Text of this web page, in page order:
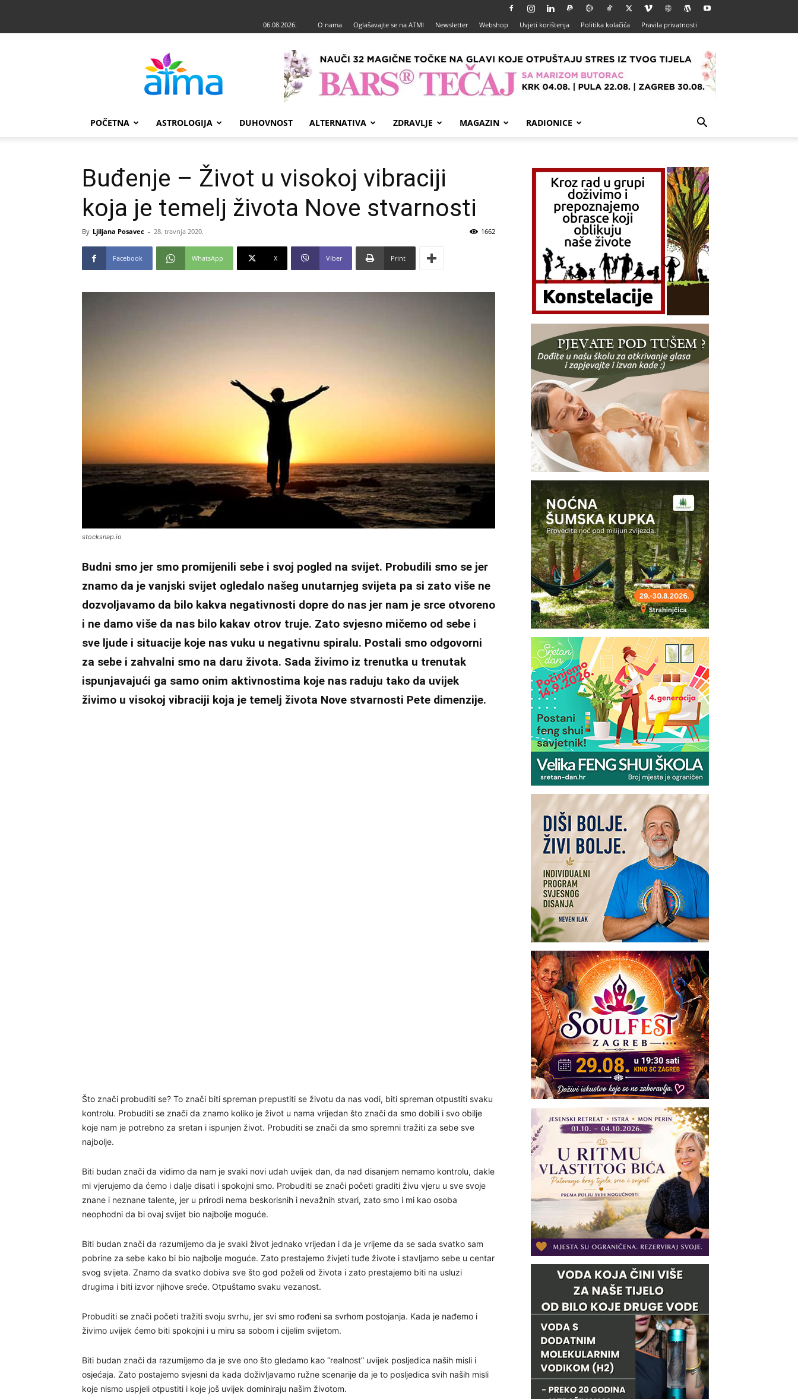
06.08.2026. O nama Oglašavajte se na ATMI Newsletter Webshop Uvjeti korištenja Politika kolačića Pravila privatnosti
POČETNA ASTROLOGIJA DUHOVNOST ALTERNATIVA ZDRAVLJE MAGAZIN RADIONICE
Buđenje – Život u visokoj vibraciji
koja je temelj života Nove stvarnosti
By Ljiljana Posavec - 28. travnja 2020. 1662
Facebook WhatsApp X Viber Print
stocksnap.io
Budni smo jer smo promijenili sebe i svoj pogled na svijet. Probudili smo se jer
znamo da je vanjski svijet ogledalo našeg unutarnjeg svijeta pa si zato više ne
dozvoljavamo da bilo kakva negativnosti dopre do nas jer nam je srce otvoreno
i ne damo više da nas bilo kakav otrov truje. Zato svjesno mičemo od sebe i
sve ljude i situacije koje nas vuku u negativnu spiralu. Postali smo odgovorni
za sebe i zahvalni smo na daru života. Sada živimo iz trenutka u trenutak
ispunjavajući ga samo onim aktivnostima koje nas raduju tako da uvijek
živimo u visokoj vibraciji koja je temelj života Nove stvarnosti Pete dimenzije.
Što znači probuditi se? To znači biti spreman prepustiti se životu da nas vodi, biti spreman otpustiti svaku
kontrolu. Probuditi se znači da znamo koliko je život u nama vrijedan što znači da smo dobili i svo obilje
koje nam je potrebno za sretan i ispunjen život. Probuditi se znači da smo spremni tražiti za sebe sve
najbolje.
Biti budan znači da vidimo da nam je svaki novi udah uvijek dan, da nad disanjem nemamo kontrolu, dakle
mi vjerujemo da ćemo i dalje disati i spokojni smo. Probuditi se znači početi graditi živu vjeru u sve svoje
znane i neznane talente, jer u prirodi nema beskorisnih i nevažnih stvari, zato smo i mi kao osoba
neophodni da bi ovaj svijet bio najbolje moguće.
Biti budan znači da razumijemo da je svaki život jednako vrijedan i da je vrijeme da se sada svatko sam
pobrine za sebe kako bi bio najbolje moguće. Zato prestajemo živjeti tuđe živote i stavljamo sebe u centar
svog svijeta. Znamo da svatko dobiva sve što god poželi od života i zato prestajemo biti na usluzi
drugima i biti izvor njihove sreće. Otpuštamo svaku vezanost.
Probuditi se znači početi tražiti svoju svrhu, jer svi smo rođeni sa svrhom postojanja. Kada je nađemo i
živimo uvijek ćemo biti spokojni i u miru sa sobom i cijelim svijetom.
Biti budan znači da razumijemo da je sve ono što gledamo kao “realnost” uvijek posljedica naših misli i
osjećaja. Zato postajemo svjesni da kada doživljavamo ružne scenarije da je to posljedica svih naših misli
koje nismo uspjeli otpustiti i koje još uvijek dominiraju našim životom.